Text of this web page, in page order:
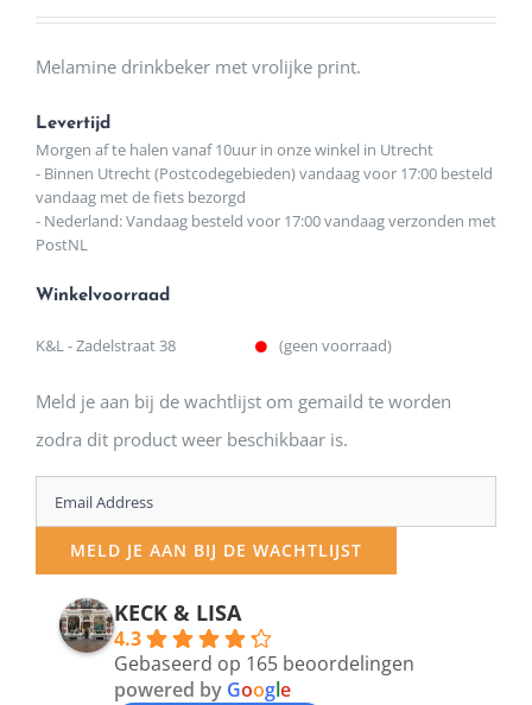
Melamine drinkbeker met vrolijke print.
Levertijd
Morgen af te halen vanaf 10uur in onze winkel in Utrecht
- Binnen Utrecht (Postcodegebieden) vandaag voor 17:00 besteld
vandaag met de fiets bezorgd
- Nederland: Vandaag besteld voor 17:00 vandaag verzonden met
PostNL
Winkelvoorraad
K&L - Zadelstraat 38 (geen voorraad)
Meld je aan bij de wachtlijst om gemaild te worden
zodra dit product weer beschikbaar is.
Enter
your
email
address
MELD JE AAN BIJ DE WACHTLIJST
KECK & LISA
4.3
Gebaseerd op 165 beoordelingen
powered by Google